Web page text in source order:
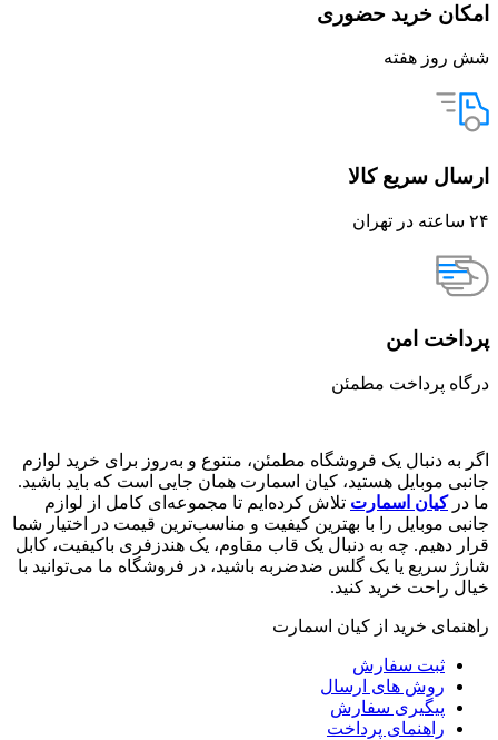
امکان خرید حضوری
شش روز هفته
ارسال سریع کالا
۲۴ ساعته در تهران
پرداخت امن
درگاه پرداخت مطمئن
اگر به دنبال یک فروشگاه مطمئن، متنوع و به‌روز برای خرید لوازم
جانبی موبایل هستید، کیان اسمارت همان جایی است که باید باشید.
ما درکیان اسمارت تلاش کرده‌ایم تا مجموعه‌ای کامل از لوازم
جانبی موبایل را با بهترین کیفیت و مناسب‌ترین قیمت در اختیار شما
قرار دهیم. چه به دنبال یک قاب مقاوم، یک هندزفری باکیفیت، کابل
شارژ سریع یا یک گلس ضدضربه باشید، در فروشگاه ما می‌توانید با
خیال راحت خرید کنید.
راهنمای خرید از کیان اسمارت
ثبت سفارش
روش‌ های ارسال
پیگیری سفارش
راهنمای پرداخت